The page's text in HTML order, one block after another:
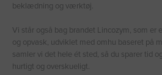
beklædning og værktøj.
Vi står også bag brandet Lincozym, som er
og opvask, udviklet med omhu baseret på
samler vi det hele ét sted, så du sparer tid
hurtigt og overskueligt.